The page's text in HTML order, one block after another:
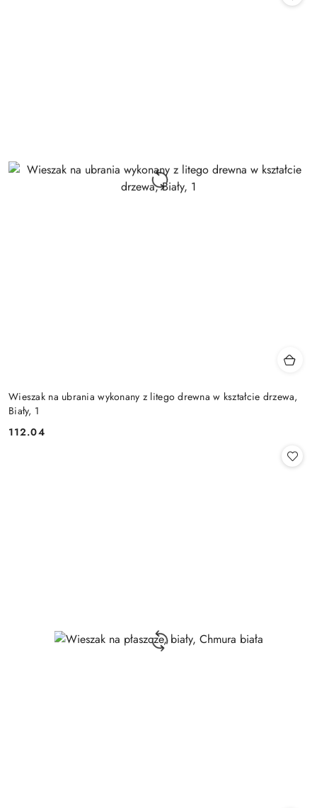
Wieszak na ubrania wykonany z litego drewna w kształcie drzewa,
Biały, 1
Cena:
112.04